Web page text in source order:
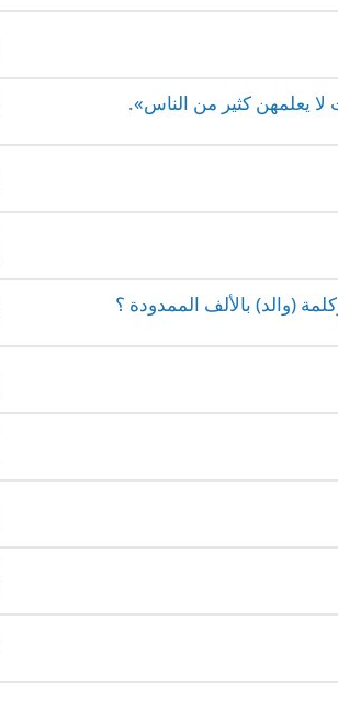
لا يعلمهن كثير من الناس».
(والد) بالألف الممدودة ؟